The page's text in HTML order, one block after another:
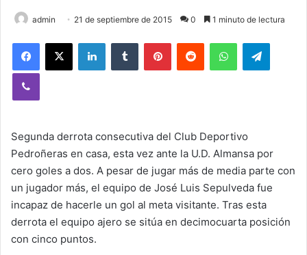
admin 21 de septiembre de 2015 0 1 minuto de lectura
Segunda derrota consecutiva del Club Deportivo
Pedroñeras en casa, esta vez ante la U.D. Almansa por
cero goles a dos. A pesar de jugar más de media parte con
un jugador más, el equipo de José Luis Sepulveda fue
incapaz de hacerle un gol al meta visitante. Tras esta
derrota el equipo ajero se sitúa en decimocuarta posición
con cinco puntos.